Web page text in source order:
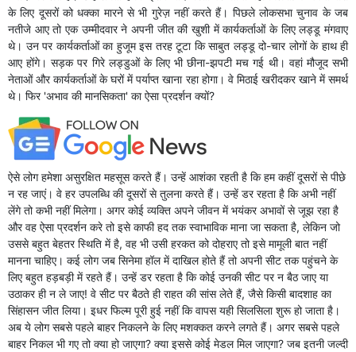
के लिए दूसरों को धक्का मारने से भी गुरेज़ नहीं करते हैं। पिछले लोकसभा चुनाव के जब
नतीजे आए तो एक उम्मीदवार ने अपनी जीत की खुशी में कार्यकर्ताओं के लिए लड्डू मंगवाए
थे। उन पर कार्यकर्ताओं का हुजूम इस तरह टूटा कि साबुत लड्डू दो-चार लोगों के हाथ ही
आए होंगे। सड़क पर गिरे लड्डुओं के लिए भी छीना-झपटी मच गई थी। वहां मौजूद सभी
नेताओं और कार्यकर्ताओं के घरों में पर्याप्त खाना रहा होगा। वे मिठाई खरीदकर खाने में समर्थ
थे। फिर 'अभाव की मानसिकता' का ऐसा प्रदर्शन क्यों?
ऐसे लोग हमेशा असुरक्षित महसूस करते हैं। उन्हें आशंका रहती है कि हम कहीं दूसरों से पीछे
न रह जाएं। वे हर उपलब्धि की दूसरों से तुलना करते हैं। उन्हें डर रहता है कि अभी नहीं
लेंगे तो कभी नहीं मिलेगा। अगर कोई व्यक्ति अपने जीवन में भयंकर अभावों से जूझ रहा है
और वह ऐसा प्रदर्शन करे तो इसे काफी हद तक स्वाभाविक माना जा सकता है, लेकिन जो
उससे बहुत बेहतर स्थिति में है, वह भी उसी हरकत को दोहराए तो इसे मामूली बात नहीं
मानना चाहिए। कई लोग जब सिनेमा हॉल में दाखिल होते हैं तो अपनी सीट तक पहुंचने के
लिए बहुत हड़बड़ी में रहते हैं। उन्हें डर रहता है कि कोई उनकी सीट पर न बैठ जाए या
उठाकर ही न ले जाए! वे सीट पर बैठते ही राहत की सांस लेते हैं, जैसे किसी बादशाह का
सिंहासन जीत लिया। इधर फिल्म पूरी हुई नहीं कि वापस यही सिलसिला शुरू हो जाता है।
अब ये लोग सबसे पहले बाहर निकलने के लिए मशक्कत करने लगते हैं। अगर सबसे पहले
बाहर निकल भी गए तो क्या हो जाएगा? क्या इससे कोई मेडल मिल जाएगा? जब इतनी जल्दी